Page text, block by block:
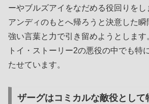
ーやブルズアイをなだめる役回りを
アンディのもとへ帰ろうと決意した
強い言葉と力で引き留めようとします
トイ・ストーリー2の悪役の中でも特
たせています。
ザーグはコミカルな敵役として